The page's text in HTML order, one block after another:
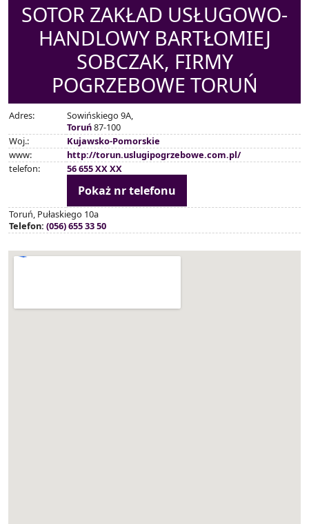
SOTOR ZAKŁAD USŁUGOWO-
HANDLOWY BARTŁOMIEJ
SOBCZAK, FIRMY
POGRZEBOWE TORUŃ
Adres:
Sowińskiego 9A,
Toruń87-100
Woj.:
Kujawsko-Pomorskie
www:
http://torun.uslugipogrzebowe.com.pl/
telefon:
56 655 XX XX
Pokaż nr telefonu
Toruń, Pułaskiego 10a
Telefon: (056) 655 33 50